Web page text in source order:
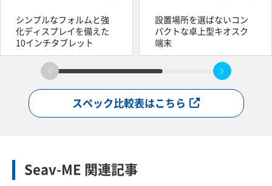
シンプルなフォルムと強
化ディスプレイを備えた
10インチタブレット
設置場所を選ばないコン
パクトな卓上型キオスク
端末
スペック比較表はこちら
Seav-ME 関連記事